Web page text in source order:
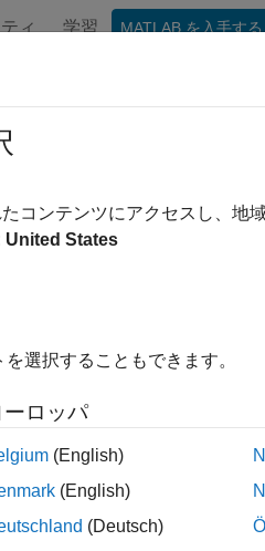
ィ 学習 MATLAB を入手する
コンテンツにアクセスし、
United States
選択することもできます。
ーロッパ
(English)
(English)
(Deutsch)